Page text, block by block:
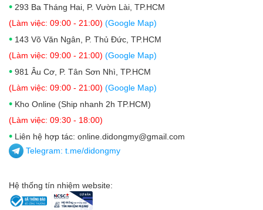
• 293 Ba Tháng Hai, P. Vườn Lài, TP.HCM
(Làm việc: 09:00 - 21:00) (Google Map)
• 143 Võ Văn Ngân, P. Thủ Đức, TP.HCM
(Làm việc: 09:00 - 21:00) (Google Map)
• 981 Âu Cơ, P. Tân Sơn Nhì, TP.HCM
(Làm việc: 09:00 - 21:00) (Google Map)
• Kho Online (Ship nhanh 2h TP.HCM)
(Làm việc: 09:30 - 18:00)
• Liên hệ hợp tác: online.didongmy@gmail.com
Telegram: t.me/didongmy
Hệ thống tín nhiệm website: